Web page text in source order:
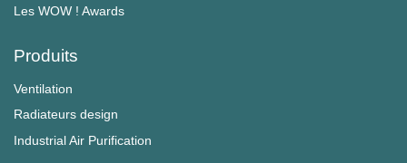
Les WOW ! Awards
Produits
Ventilation
Radiateurs design
Industrial Air Purification